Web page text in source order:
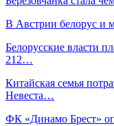
В Австрии белорус и
Белорусские власти
212…
Китайская семья
Невеста…
ФК «Динамо Брест»